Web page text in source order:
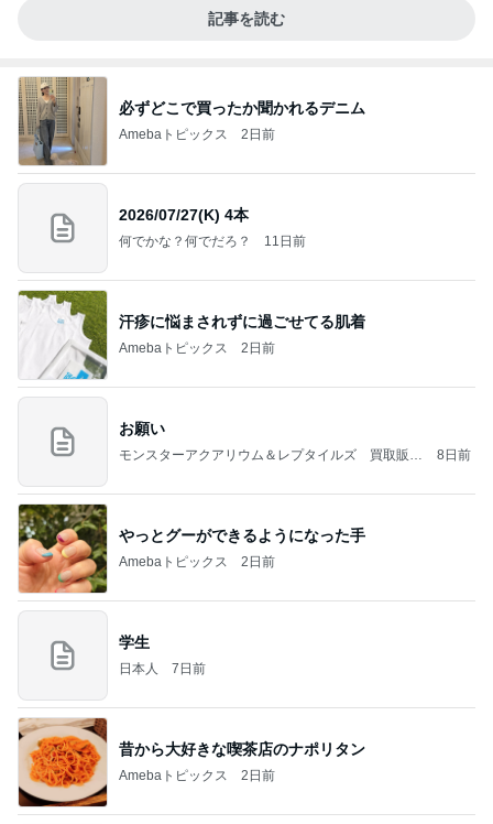
記事を読む
必ずどこで買ったか聞かれるデニム
Amebaトピックス 2日前
2026/07/27(K) 4本
何でかな？何でだろ？ 11日前
汗疹に悩まされずに過ごせてる肌着
Amebaトピックス 2日前
お願い
モンスターアクアリウム＆レプタイルズ 買取販売
8日前
やっとグーができるようになった手
Amebaトピックス 2日前
学生
日本人 7日前
昔から大好きな喫茶店のナポリタン
Amebaトピックス 2日前